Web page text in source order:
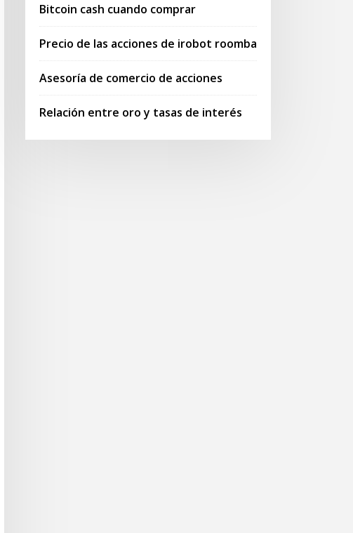
Bitcoin cash cuando comprar
Precio de las acciones de irobot roomba
Asesoría de comercio de acciones
Relación entre oro y tasas de interés